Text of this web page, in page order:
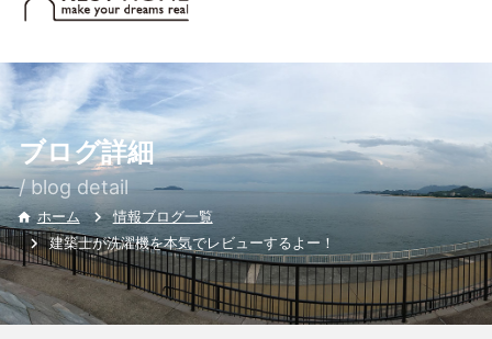
ブログ詳細
/ blog detail
 ホーム
情報ブログ一覧
建築士が洗濯機を本気でレビューするよー！